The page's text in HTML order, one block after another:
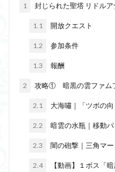
1 封じられた聖塔 リドル
1.1 開放クエスト
1.2 参加条件
1.3 報酬
2 攻略① 暗黒の雲ファム
2.1 大海嘯｜「ツボの向
2.2 暗雲の水瓶｜移動
2.3 闇の砲撃｜三角マー
2.4 【動画】１ボス「